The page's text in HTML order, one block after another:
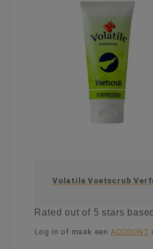
Volatile Voetscrub
Ratedout of 5 stars
Log in of maak een ACCOUNT